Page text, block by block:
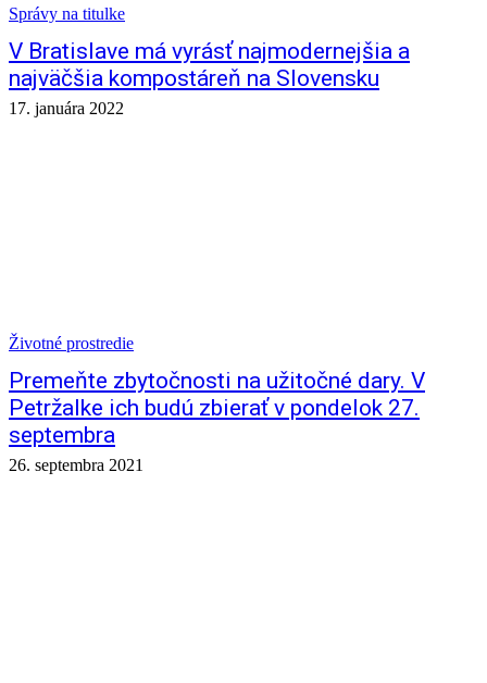
Správy na titulke
V Bratislave má vyrásť najmodernejšia a
najväčšia kompostáreň na Slovensku
17. januára 2022
Životné prostredie
Premeňte zbytočnosti na užitočné dary. V
Petržalke ich budú zbierať v pondelok 27.
septembra
26. septembra 2021